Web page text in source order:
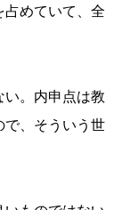
めていて、全
い。内申点は教
で、そういう世